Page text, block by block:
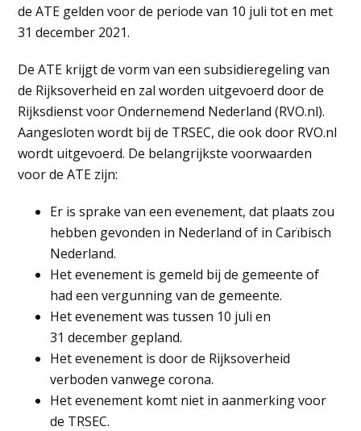
de ATE gelden voor de periode van 10 juli tot en met
31 december 2021.
De ATE krijgt de vorm van een subsidieregeling van
de Rijksoverheid en zal worden uitgevoerd door de
Rijksdienst voor Ondernemend Nederland (RVO.nl).
Aangesloten wordt bij de TRSEC, die ook door RVO.nl
wordt uitgevoerd. De belangrijkste voorwaarden
voor de ATE zijn:
Er is sprake van een evenement, dat plaats zou
hebben gevonden in Nederland of in Carïbisch
Nederland.
Het evenement is gemeld bij de gemeente of
had een vergunning van de gemeente.
Het evenement was tussen 10 juli en
31 december gepland.
Het evenement is door de Rijksoverheid
verboden vanwege corona.
Het evenement komt niet in aanmerking voor
de TRSEC.